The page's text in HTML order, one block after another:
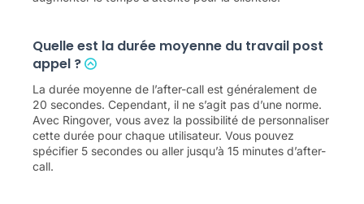
Quelle est la durée moyenne du travail post
appel ?
La durée moyenne de l’after-call est généralement de
20 secondes. Cependant, il ne s’agit pas d’une norme.
Avec Ringover, vous avez la possibilité de personnaliser
cette durée pour chaque utilisateur. Vous pouvez
spécifier 5 secondes ou aller jusqu’à 15 minutes d’after-
call.